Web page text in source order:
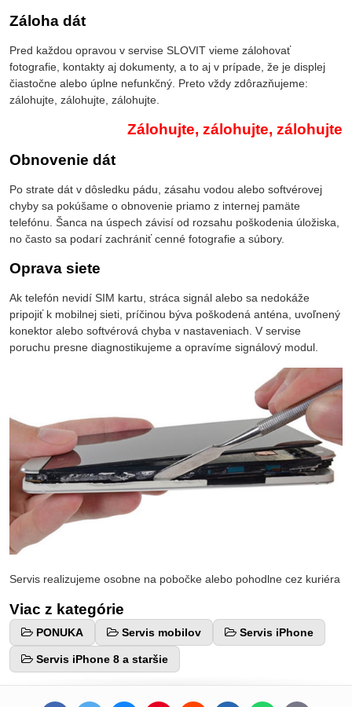
Záloha dát
Pred každou opravou v servise SLOVIT vieme zálohovať
fotografie, kontakty aj dokumenty, a to aj v prípade, že je displej
čiastočne alebo úplne nefunkčný. Preto vždy zdôrazňujeme:
zálohujte, zálohujte, zálohujte.
Zálohujte, zálohujte, zálohujte
Obnovenie dát
Po strate dát v dôsledku pádu, zásahu vodou alebo softvérovej
chyby sa pokúšame o obnovenie priamo z internej pamäte
telefónu. Šanca na úspech závisí od rozsahu poškodenia úložiska,
no často sa podarí zachrániť cenné fotografie a súbory.
Oprava siete
Ak telefón nevidí SIM kartu, stráca signál alebo sa nedokáže
pripojiť k mobilnej sieti, príčinou býva poškodená anténa, uvoľnený
konektor alebo softvérová chyba v nastaveniach. V servise
poruchu presne diagnostikujeme a opravíme signálový modul.
Servis realizujeme osobne na pobočke alebo pohodlne cez kuriéra
Viac z kategórie
PONUKA Servis mobilov Servis iPhone
Servis iPhone 8 a staršie